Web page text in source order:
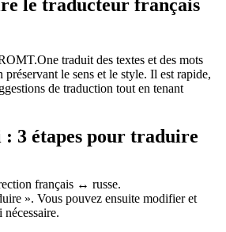
le traducteur français
traduit des textes et des mots
préservant le sens et le style. Il est rapide,
de traduction tout en tenant
: 3 étapes pour traduire
français ↔ russe.
». Vous pouvez ensuite modifier et